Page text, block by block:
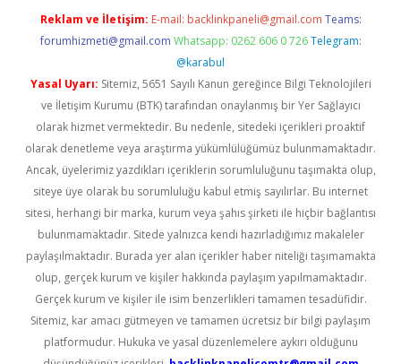
Reklam ve İletişim: E-mail: backlinkpaneli@gmail.com Teams:
forumhizmeti@gmail.com Whatsapp: 0262 606 0 726 Telegram:
@karabul
Yasal Uyarı: Sitemiz, 5651 Sayılı Kanun gereğince Bilgi Teknolojileri
ve İletişim Kurumu (BTK) tarafından onaylanmış bir Yer Sağlayıcı
olarak hizmet vermektedir. Bu nedenle, sitedeki içerikleri proaktif
olarak denetleme veya araştırma yükümlülüğümüz bulunmamaktadır.
Ancak, üyelerimiz yazdıkları içeriklerin sorumluluğunu taşımakta olup,
siteye üye olarak bu sorumluluğu kabul etmiş sayılırlar. Bu internet
sitesi, herhangi bir marka, kurum veya şahıs şirketi ile hiçbir bağlantısı
bulunmamaktadır. Sitede yalnızca kendi hazırladığımız makaleler
paylaşılmaktadır. Burada yer alan içerikler haber niteliği taşımamakta
olup, gerçek kurum ve kişiler hakkında paylaşım yapılmamaktadır.
Gerçek kurum ve kişiler ile isim benzerlikleri tamamen tesadüfidir.
Sitemiz, kar amacı gütmeyen ve tamamen ücretsiz bir bilgi paylaşım
platformudur. Hukuka ve yasal düzenlemelere aykırı olduğunu